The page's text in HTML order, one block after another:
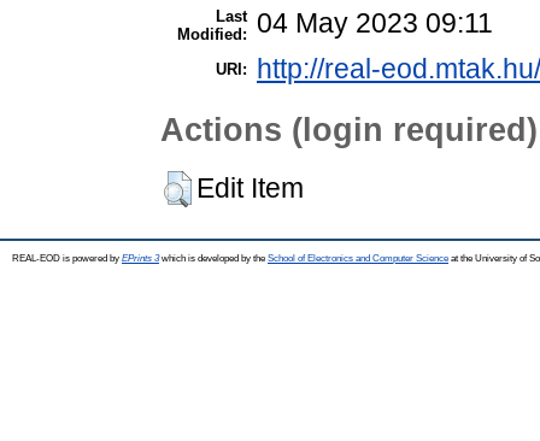
Last
Modified:
04 May 2023 09:11
URI: http://real-
Actions (login required)
Edit Item
REAL-EOD is powered by EPrints 3which is developed by the School of Electronics and Computer Science at the University of